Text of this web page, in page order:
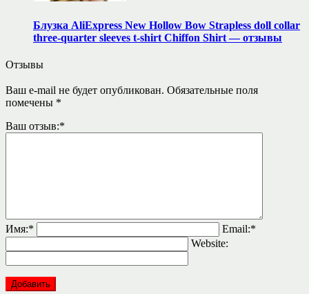
Блузка AliExpress New Hollow Bow Strapless doll collar
three-quarter sleeves t-shirt Chiffon Shirt — отзывы
Отзывы
Ваш e-mail не будет опубликован. Обязательные поля
помечены *
Ваш отзыв:*
Имя:* Email:*
Website: